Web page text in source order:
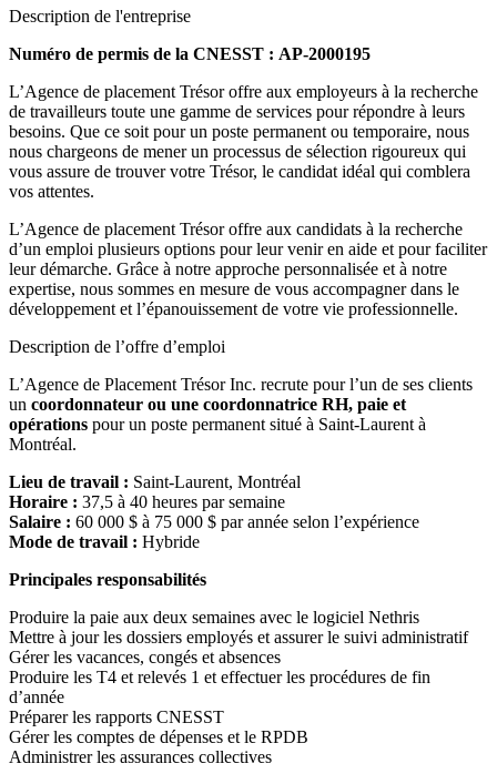
Description de l'entreprise
Numéro de permis de la CNESST : AP-2000195
L’Agence de placement Trésor offre aux employeurs à la recherche
de travailleurs toute une gamme de services pour répondre à leurs
besoins. Que ce soit pour un poste permanent ou temporaire, nous
nous chargeons de mener un processus de sélection rigoureux qui
vous assure de trouver votre Trésor, le candidat idéal qui comblera
vos attentes.
L’Agence de placement Trésor offre aux candidats à la recherche
d’un emploi plusieurs options pour leur venir en aide et pour faciliter
leur démarche. Grâce à notre approche personnalisée et à notre
expertise, nous sommes en mesure de vous accompagner dans le
développement et l’épanouissement de votre vie professionnelle.
Description de l’offre d’emploi
L’Agence de Placement Trésor Inc. recrute pour l’un de ses clients
un coordonnateur ou une coordonnatrice RH, paie et
opérations pour un poste permanent situé à Saint-Laurent à
Montréal.
Lieu de travail : Saint-Laurent, Montréal
Horaire : 37,5 à 40 heures par semaine
Salaire : 60 000 $ à 75 000 $ par année selon l’expérience
Mode de travail : Hybride
Principales responsabilités
Produire la paie aux deux semaines avec le logiciel Nethris
Mettre à jour les dossiers employés et assurer le suivi administratif
Gérer les vacances, congés et absences
Produire les T4 et relevés 1 et effectuer les procédures de fin
d’année
Préparer les rapports CNESST
Gérer les comptes de dépenses et le RPDB
Administrer les assurances collectives